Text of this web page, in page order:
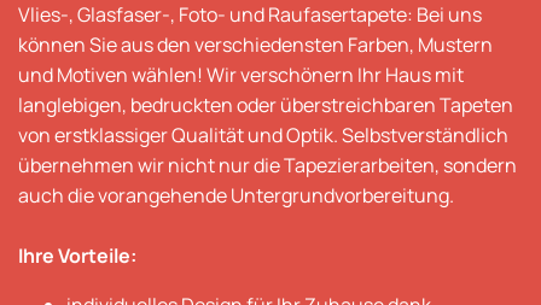
Vlies-, Glasfaser-, Foto- und Raufasertapete: Bei uns
können Sie aus den verschiedensten Farben, Mustern
und Motiven wählen! Wir verschönern Ihr Haus mit
langlebigen, bedruckten oder überstreichbaren Tapeten
von erstklassiger Qualität und Optik. Selbstverständlich
übernehmen wir nicht nur die Tapezierarbeiten, sondern
auch die vorangehende Untergrundvorbereitung.
Ihre Vorteile: